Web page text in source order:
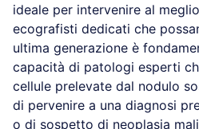
ideale per intervenire al
ecografisti dedicati che
ultima generazione è
capacità di patologi esperti
cellule prelevate dal nodulo
di pervenire a una diagnosi
o di sospetto di neoplasia